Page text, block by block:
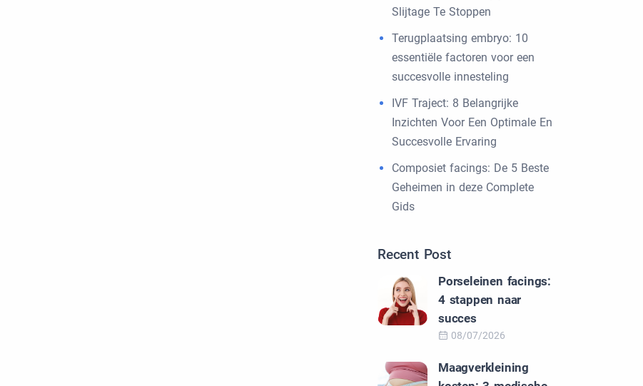
Slijtage Te Stoppen
Terugplaatsing embryo: 10
essentiële factoren voor een
succesvolle innesteling
IVF Traject: 8 Belangrijke
Inzichten Voor Een Optimale En
Succesvolle Ervaring
Composiet facings: De 5 Beste
Geheimen in deze Complete
Gids
Recent Post
Porseleinen facings:
4 stappen naar
succes
08/07/2026
Maagverkleining